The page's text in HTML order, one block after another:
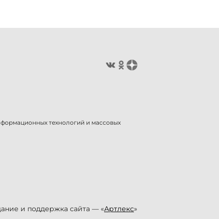
технологий и массовых
и поддержка сайта — «Артлекс»